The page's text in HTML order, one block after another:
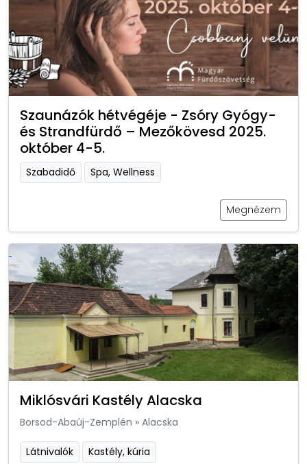
Szaunázók hétvégéje - Zsóry Gyógy-
és Strandfürdő – Mezőkövesd 2025.
október 4-5.
Szabadidő Spa, Wellness
Megnézem
Miklósvári Kastély Alacska
Borsod-Abaúj-Zemplén » Alacska
Látnivalók Kastély, kúria